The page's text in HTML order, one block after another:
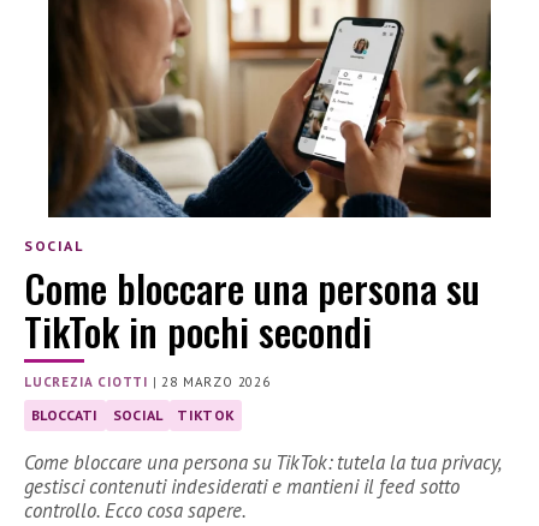
SOCIAL
Come bloccare una persona su
TikTok in pochi secondi
LUCREZIA CIOTTI | 28 MARZO 2026
BLOCCATI SOCIAL TIKTOK
Come bloccare una persona su TikTok: tutela la tua privacy,
gestisci contenuti indesiderati e mantieni il feed sotto
controllo. Ecco cosa sapere.